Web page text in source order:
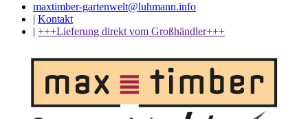
maxtimber-gartenwelt@luhmann.info
| Kontakt
| +++Lieferung direkt vom Großhändler+++